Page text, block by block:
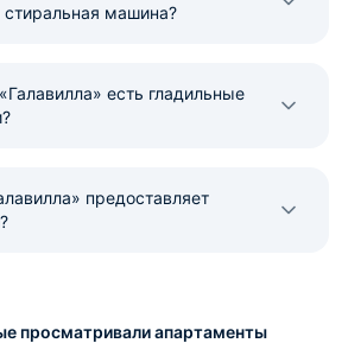
стиральная машина?
есть гладильные
предоставляет
просматривали апартаменты